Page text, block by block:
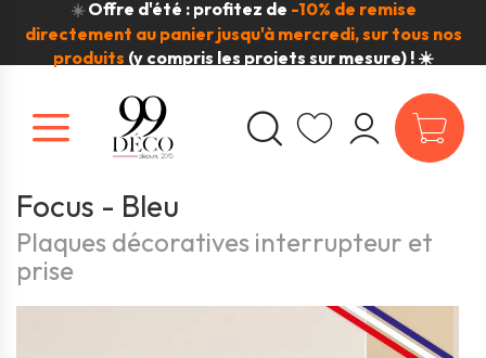
☀️ Offre d'été : profitez de -10% de remise
directement au panier jusqu'à mercredi, sur tous nos
produits (y compris les projets sur mesure) ! ☀️
Focus - Bleu
Plaques décoratives interrupteur et
prise